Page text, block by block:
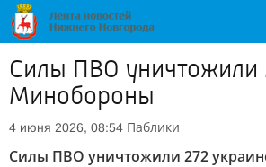
Силы ПВО уничтожили
Минобороны
4 июня 2026, 08:54 Паблики
Силы ПВО уничтожили 272